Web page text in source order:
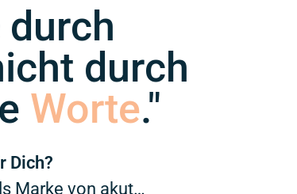
durch
durch
Worte."
Dich?
Marke von akut…